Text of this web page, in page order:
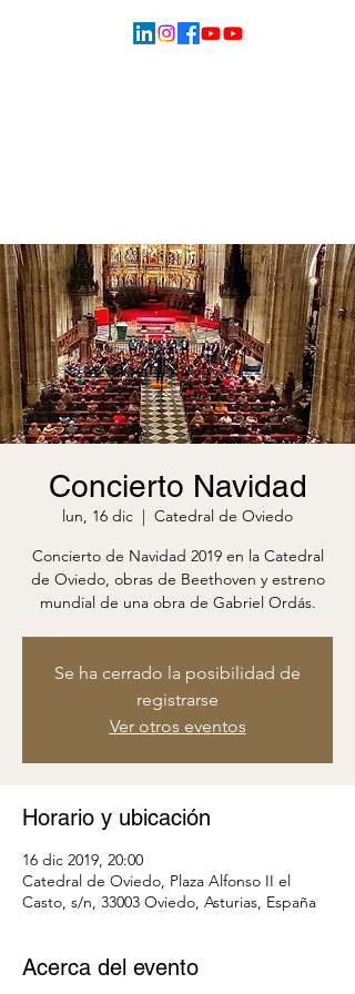
Concierto Navidad
lun, 16 dic
  |
Catedral de Oviedo
Concierto de Navidad 2019 en la Catedral
de Oviedo, obras de Beethoven y estreno
mundial de una obra de Gabriel Ordás.
Se ha cerrado la posibilidad de
registrarse
Ver otros eventos
Horario y ubicación
16 dic 2019, 20:00
Catedral de Oviedo, Plaza Alfonso II el
Casto, s/n, 33003 Oviedo, Asturias, España
Acerca del evento